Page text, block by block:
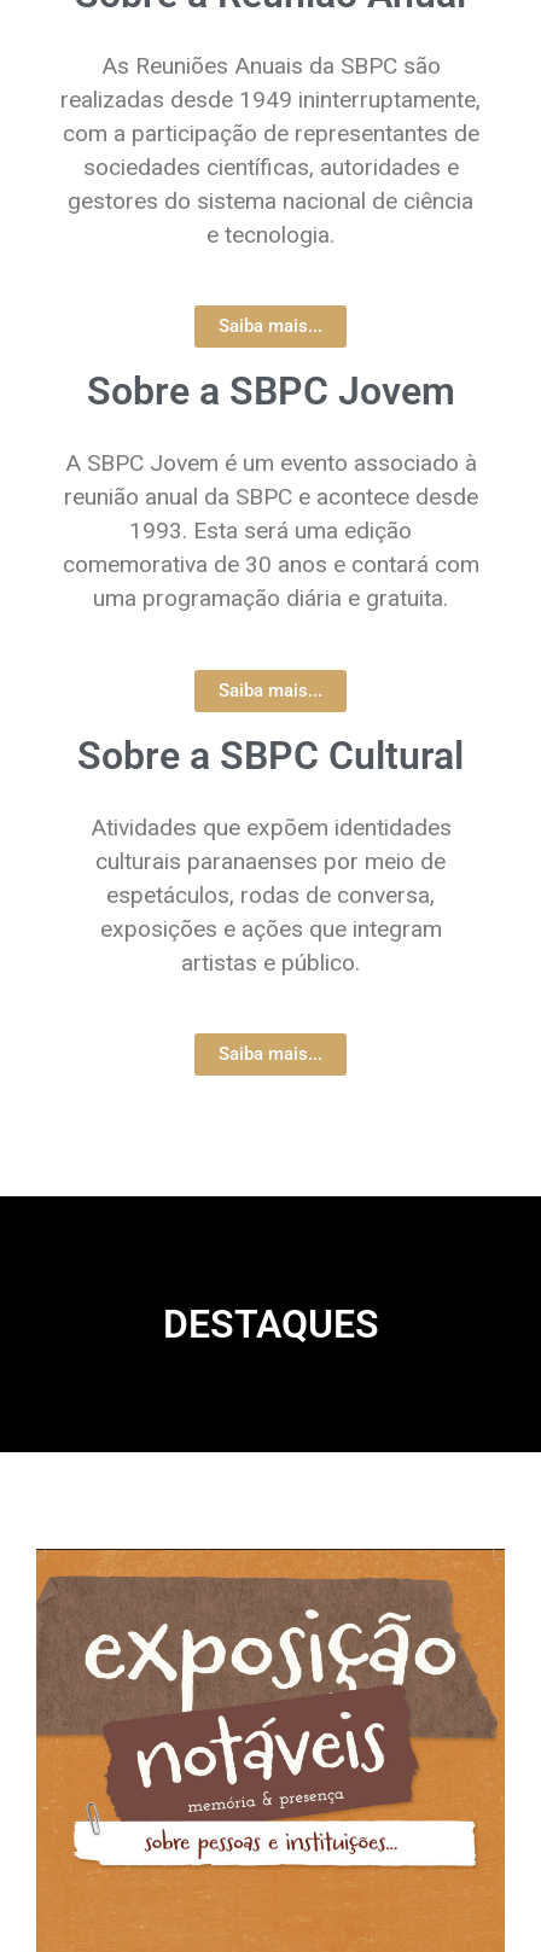
As Reuniões Anuais da SBPC são
realizadas desde 1949 ininterruptamente,
com a participação de representantes de
sociedades científicas, autoridades e
gestores do sistema nacional de ciência
e tecnologia.
Saiba mais...
Sobre a SBPC Jovem
A SBPC Jovem é um evento associado à
reunião anual da SBPC e acontece desde
1993. Esta será uma edição
comemorativa de 30 anos e contará com
uma programação diária e gratuita.
Saiba mais...
Sobre a SBPC Cultural
Atividades que expõem identidades
culturais paranaenses por meio de
espetáculos, rodas de conversa,
exposições e ações que integram
artistas e público.
Saiba mais...
DESTAQUES